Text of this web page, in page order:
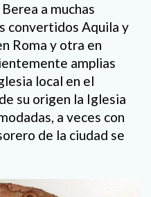
a muchas
convertidos Aquila y
Roma y otra en
amplias
local en el
su origen la Iglesia
a veces con
de la ciudad se